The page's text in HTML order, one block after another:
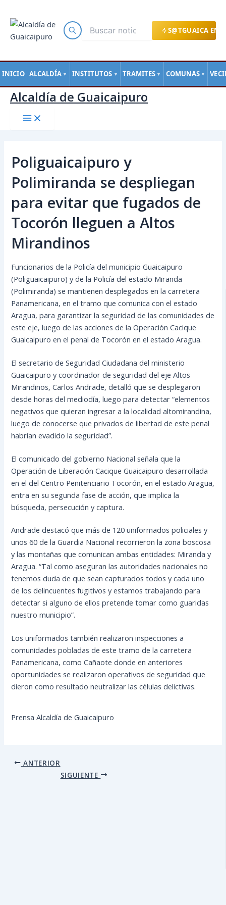
S@TGUAICA EN
INICIO ALCALDÍA ▼ INSTITUTOS ▼ TRAMITES ▼ COMUNAS ▼
contenido
Alcaldía de Guaicaipuro
Poliguaicaipuro y
Polimiranda se despliegan
para evitar que fugados de
Tocorón lleguen a Altos
Mirandinos
Funcionarios de la Policía del municipio Guaicaipuro
(Poliguaicaipuro) y de la Policía del estado Miranda
(Polimiranda) se mantienen desplegados en la carretera
Panamericana, en el tramo que comunica con el estado
Aragua, para garantizar la seguridad de las comunidades de
este eje, luego de las acciones de la Operación Cacique
Guaicaipuro en el penal de Tocorón en el estado Aragua.
El secretario de Seguridad Ciudadana del ministerio
Guaicaipuro y coordinador de seguridad del eje Altos
Mirandinos, Carlos Andrade, detalló que se desplegaron
desde horas del mediodía, luego para detectar “elementos
negativos que quieran ingresar a la localidad altomirandina,
luego de conocerse que privados de libertad de este penal
habrían evadido la seguridad”.
El comunicado del gobierno Nacional señala que la
Operación de Liberación Cacique Guaicaipuro desarrollada
en el del Centro Penitenciario Tocorón, en el estado Aragua,
entra en su segunda fase de acción, que implica la
búsqueda, persecución y captura.
Andrade destacó que más de 120 uniformados policiales y
unos 60 de la Guardia Nacional recorrieron la zona boscosa
y las montañas que comunican ambas entidades: Miranda y
Aragua. “Tal como aseguran las autoridades nacionales no
tenemos duda de que sean capturados todos y cada uno
de los delincuentes fugitivos y estamos trabajando para
detectar si alguno de ellos pretende tomar como guaridas
nuestro municipio”.
Los uniformados también realizaron inspecciones a
comunidades pobladas de este tramo de la carretera
Panamericana, como Cañaote donde en anteriores
oportunidades se realizaron operativos de seguridad que
dieron como resultado neutralizar las células delictivas.
Prensa Alcaldía de Guaicaipuro
de
entradas
ANTERIOR
SIGUIENTE